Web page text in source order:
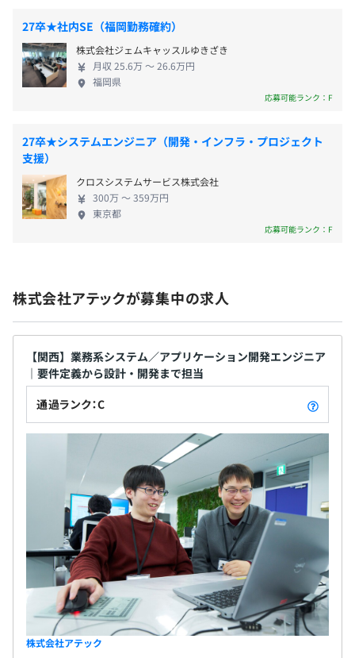
3～10名程度のチームに配属後、開発に携わります。
・有給休暇
・慶弔休暇
・特別休暇
・交通費全額支給
・家賃手当
・職能手当
・家族手当（配偶者手当、子ども手当1人～３人）
年2回（7月、12月）
※4.0カ月分／年。コロナ禍の中でも満額の賞与が支給さ
れており安定感があります。
年1回（4月）
各種社会保険完備
無期雇用
役員20.0%
管理職13.8%
を支える「AUTOSAR」に携わりたいエンジニアをお
待ちしております！
27卒★社内SE（福岡勤務確約）
株式会社ジェムキャッスルゆきざき
月収 25.6万 〜 26.6万円
福岡県
応募可能ランク：F
27卒★システムエンジニア（開発・インフラ・プロジェクト
支援）
クロスシステムサービス株式会社
300万 〜 359万円
東京都
応募可能ランク：F
株式会社アテックが募集中の求人
【関西】業務系システム／アプリケーション開発エンジニア
｜要件定義から設計・開発まで担当
通過ランク：C
株式会社アテック